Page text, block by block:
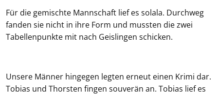
Für die gemischte Mannschaft lief es solala. Durchweg
fanden sie nicht in ihre Form und mussten die zwei
Tabellenpunkte mit nach Geislingen schicken.
Unsere Männer hingegen legten erneut einen Krimi dar.
Tobias und Thorsten fingen souverän an. Tobias lief es